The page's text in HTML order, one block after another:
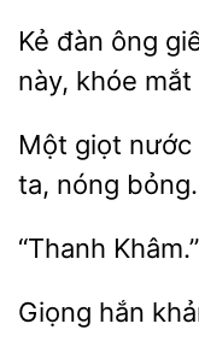
Kẻ đàn ông
khóe
giọt nước
ta, nóng bỏng.
Giọng